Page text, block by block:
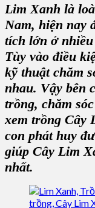
Lim Xanh là
Nam, hiện nay
tích lớn ở
Tùy vào điều
kỹ thuật chăm
nhau. Vậy bên
trồng, chăm
xem trồng Cây
con phát huy
giúp Cây Lim
nhất.